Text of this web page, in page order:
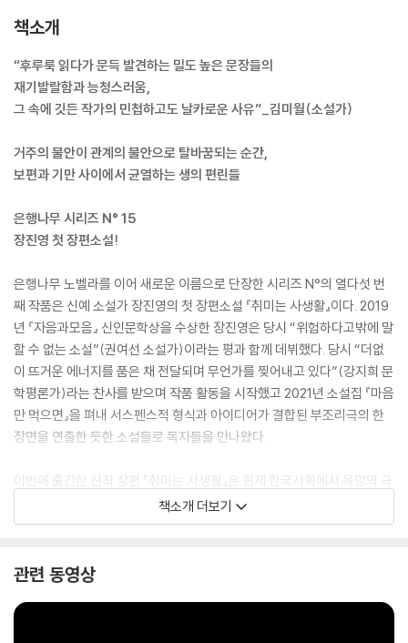
책소개
“후루룩 읽다가 문득 발견하는 밀도 높은 문장들의
재기발랄함과 능청스러움,
그 속에 깃든 작가의 민첩하고도 날카로운 사유”_김미월(소설가)
거주의 불안이 관계의 불안으로 탈바꿈되는 순간,
보편과 기만 사이에서 균열하는 생의 편린들
은행나무 시리즈 N° 15
장진영 첫 장편소설!
은행나무 노벨라를 이어 새로운 이름으로 단장한 시리즈 N°의 열다섯 번
째 작품은 신예 소설가 장진영의 첫 장편소설 『취미는 사생활』이다. 2019
년 『자음과모음』 신인문학상을 수상한 장진영은 당시 “위험하다고밖에 말
할 수 없는 소설”(권여선 소설가)이라는 평과 함께 데뷔했다. 당시 “더없
이 뜨거운 에너지를 품은 채 전달되며 무언가를 찢어내고 있다”(강지희 문
학평론가)라는 찬사를 받으며 작품 활동을 시작했고 2021년 소설집 『마음
만 먹으면』을 펴내 서스펜스적 형식과 아이디어가 결합된 부조리극의 한
장면을 연출한 듯한 소설들로 독자들을 만나왔다.
이번에 출간한 신작 장편 『취미는 사생활』은 현재 한국사회에서 욕망의 극
점으로 표상되고 있는 부동산의 소유와 거주의 문제, 부동산을 소유한 자
와 소유하지 못한 자와의 필연적 괴리감, 세입자라는 거주 약자의 취약점
인간의 근원적인 욕망을 탐구한다. 이 소설은 친밀한 이웃으로 위장해 아
유하지’ 못한 불안감이 누군가에게는 삶의 약점이 되고, 또 다른 누군가는
책소개 더보기
관련 동영상